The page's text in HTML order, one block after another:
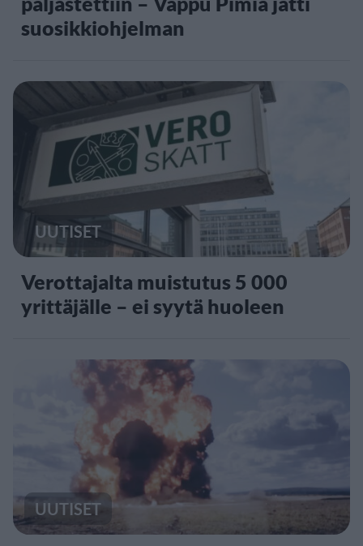
suosikkiohjelman
UUTISET
Verottajalta muistutus 5 000
yrittäjälle – ei syytä huoleen
UUTISET